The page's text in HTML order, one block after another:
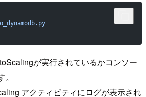
が実行されているかコンソー
アクティビティにログが表示され